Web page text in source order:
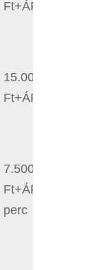
Ft+ÁFA/eset
15.000
Ft+ÁFA/eset
7.500
Ft+ÁFA/30
perc